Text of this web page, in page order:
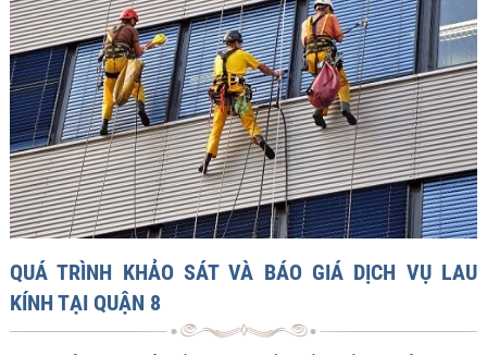
QUÁ TRÌNH KHẢO SÁT VÀ BÁO GIÁ DỊCH VỤ LAU
KÍNH TẠI QUẬN 8